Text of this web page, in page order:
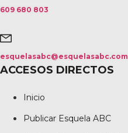
609 680 803
esquelasabc@esquelasabc.com
ACCESOS DIRECTOS
Inicio
Publicar Esquela ABC